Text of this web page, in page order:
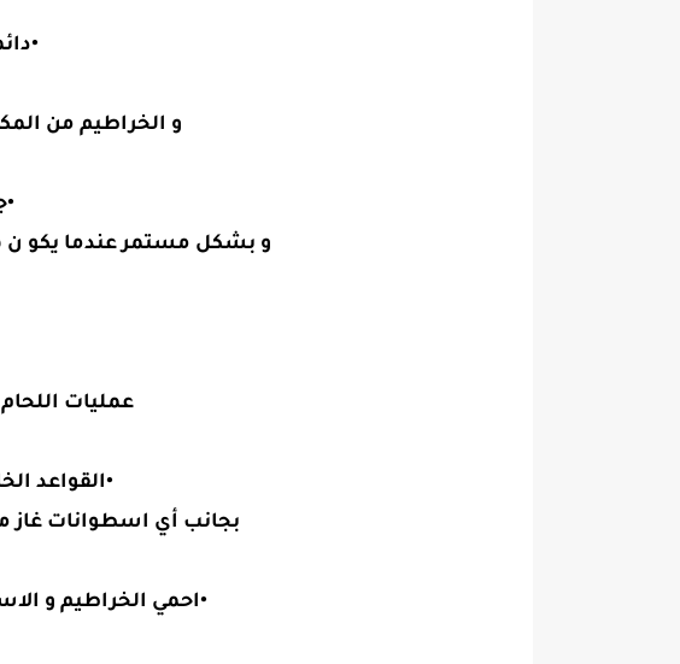
و الخراطيم من
و بشكل مستمر عندما يكو ن
عمليات
•القواعد
بجانب أي اسطوانات غاز
•احمي الخراطيم و